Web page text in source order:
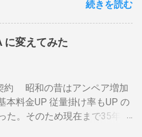
外側ドラム→空気層→内側ドラ
伝わるので、温度変化には時
す。それを予測したうえでの
タイミングを考慮しなくては
焦げにも注意が必要です。 2
気性が殆ど無い とうこと。熱
くいのが特徴。 ２．パンチン
アンテナ→BDR２→BDR１→テ
します。 アンテナ信号は、
ンテナ入力から出力へと繰り
信号が弱まりアンテナ利得が
が必要になるでしょう。 壁の
ら「地上波」と「 BS 」に
続きを読む
変えてみた
約 昭和の昔はアンペア増加
本料金UP 従量掛け率もUP の
た。そのため現在まで35年